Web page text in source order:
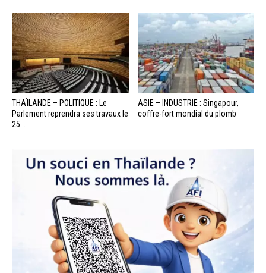
THAÏLANDE – POLITIQUE : Le
Parlement reprendra ses travaux le
25...
ASIE – INDUSTRIE : Singapour,
coffre-fort mondial du plomb